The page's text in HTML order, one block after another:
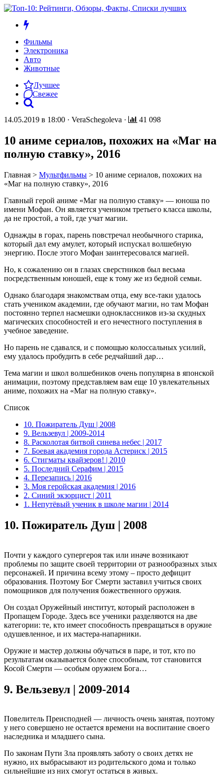
Фильмы
Электроника
Авто
Животные
Лучшее
Свежее
14.05.2019 в 18:00 · VeraSchegoleva · 41 098
10 аниме сериалов, похожих на «Маг на
полную ставку», 2016
Главная > Мультфильмы > 10 аниме сериалов, похожих на
«Маг на полную ставку», 2016
Главный герой аниме «Маг на полную ставку» — юноша по
имени Мофан. Он является учеником третьего класса школы,
да не простой, а той, где учат магии.
Однажды в горах, парень повстречал необычного старика,
который дал ему амулет, который испускал волшебную
энергию. После этого Мофан заинтересовался магией.
Но, к сожалению он в глазах сверстников был весьма
посредственным юношей, еще к тому же из бедной семьи.
Однако благодаря знакомствам отца, ему все-таки удалось
стать учеником академии, где обучают магии, но там Мофан
постоянно терпел насмешки одноклассников из-за скудных
магических способностей и его нечестного поступления в
учебное заведение.
Но парень не сдавался, и с помощью колоссальных усилий,
ему удалось пробудить в себе редчайший дар…
Тема магии и школ волшебников очень популярна в японской
анимации, поэтому представляем вам еще 10 увлекательных
аниме, похожих на «Маг на полную ставку».
Список
10. Пожиратель Душ | 2008
9. Вельзевул | 2009-2014
8. Расколотая битвой синева небес | 2017
7. Боевая академия города Астериск | 2015
6. Стигматы квайзеров! | 2010
5. Последний Серафим | 2015
4. Перезапись | 2016
3. Моя геройская академия | 2016
2. Синий экзорцист | 2011
1. Непутёвый ученик в школе магии | 2014
10. Пожиратель Душ | 2008
Почти у каждого супергероя так или иначе возникают
проблемы по защите своей территории от разнообразных злых
персонажей. И причина всему этому – просто дефицит
образования. Поэтому Бог Смерти заставил учиться своих
помощников для получения божественного оружия.
Он создал Оружейный институт, который расположен в
Пропащем Городе. Здесь все ученики разделяются на две
категории: те, кто имеет способность превращаться в оружие
одушевленное, и их мастера-напарники.
Оружие и мастер должны обучаться в паре, и тот, кто по
результатам оказывается более способным, тот становится
Косой Смерти — особым оружием Бога…
9. Вельзевул | 2009-2014
Повелитель Преисподней — личность очень занятая, поэтому
у него совершено не остается времени на воспитание своего
наследника и младшего сына.
По законам Пути Зла проявлять заботу о своих детях не
нужно, их выбрасывают из родительского дома и только
сильнейшие из них смогут остаться в живых.